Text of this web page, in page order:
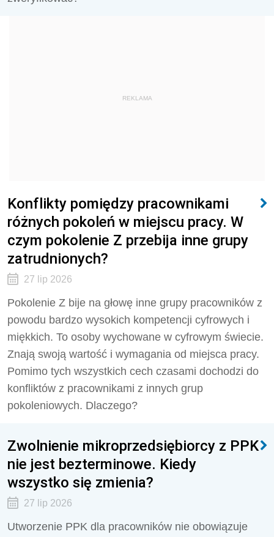
REKLAMA
Konflikty pomiędzy pracownikami
różnych pokoleń w miejscu pracy. W
czym pokolenie Z przebija inne grupy
zatrudnionych?
27 lip 2026
Pokolenie Z bije na głowę inne grupy pracowników z
powodu bardzo wysokich kompetencji cyfrowych i
miękkich. To osoby wychowane w cyfrowym świecie.
Znają swoją wartość i wymagania od miejsca pracy.
Pomimo tych wszystkich cech czasami dochodzi do
konfliktów z pracownikami z innych grup
pokoleniowych. Dlaczego?
Zwolnienie mikroprzedsiębiorcy z PPK
nie jest bezterminowe. Kiedy
wszystko się zmienia?
27 lip 2026
Utworzenie PPK dla pracowników nie obowiązuje